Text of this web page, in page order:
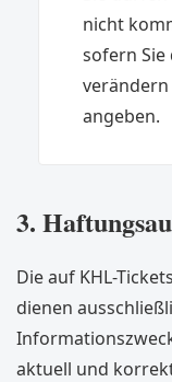
nicht
sofern
verändern
angeben.
3.
Die auf KHL-
dienen
aktuell und